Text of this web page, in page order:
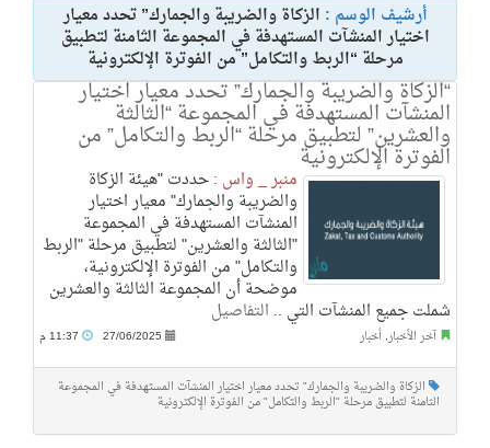
أرشيف الوسم : الزكاة والضريبة والجمارك” تحدد معيار
اختيار المنشآت المستهدفة في المجموعة الثامنة لتطبيق
مرحلة “الربط والتكامل” من الفوترة الإلكترونية
“الزكاة والضريبة والجمارك” تحدد معيار اختيار
المنشآت المستهدفة في المجموعة “الثالثة
والعشرين” لتطبيق مرحلة “الربط والتكامل” من
الفوترة الإلكترونية
منبر _ واس :حددت "هيئة الزكاة
والضريبة والجمارك" معيار اختيار
المنشآت المستهدفة في المجموعة
"الثالثة والعشرين" لتطبيق مرحلة "الربط
والتكامل" من الفوترة الإلكترونية،
موضحة أن المجموعة الثالثة والعشرين
شملت جميع المنشآت التي .. التفاصيل
آخر الأخبار, أخبار 27/06/2025
الزكاة والضريبة والجمارك" تحدد معيار اختيار المنشآت المستهدفة في المجموعة
الثامنة لتطبيق مرحلة "الربط والتكامل" من الفوترة الإلكترونية